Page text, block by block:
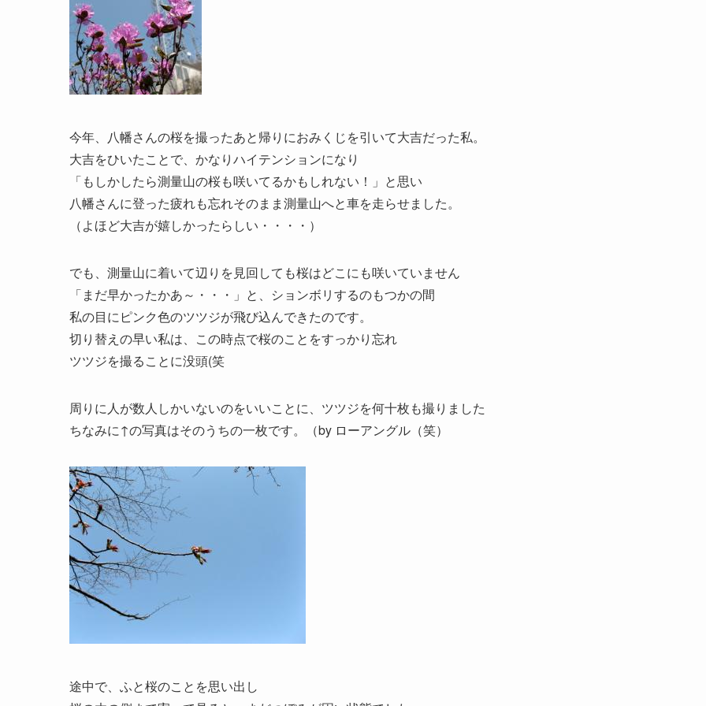
今年、八幡さんの桜を撮ったあと帰りにおみくじを引いて大吉だった私。
大吉をひいたことで、かなりハイテンションになり
「もしかしたら測量山の桜も咲いてるかもしれない！」と思い
八幡さんに登った疲れも忘れそのまま測量山へと車を走らせました。
（よほど大吉が嬉しかったらしい・・・・）
でも、測量山に着いて辺りを見回しても桜はどこにも咲いていません
「まだ早かったかあ～・・・」と、ションボリするのもつかの間
私の目にピンク色のツツジが飛び込んできたのです。
切り替えの早い私は、この時点で桜のことをすっかり忘れ
ツツジを撮ることに没頭(笑
周りに人が数人しかいないのをいいことに、ツツジを何十枚も撮りました
ちなみに↑の写真はそのうちの一枚です。（by ローアングル（笑）
途中で、ふと桜のことを思い出し